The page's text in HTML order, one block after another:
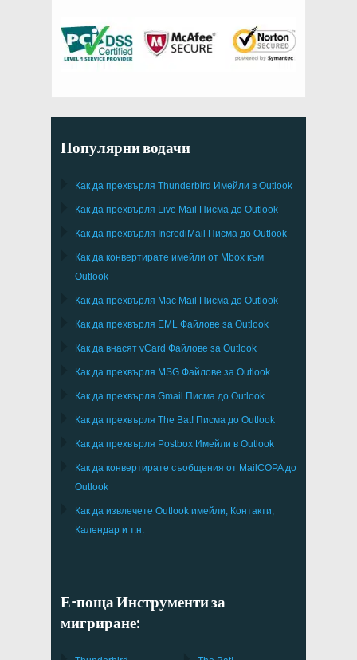
Популярни водачи
Как да прехвърля Thunderbird Имейли в Outlook
Как да прехвърля Live Mail Писма до Outlook
Как да прехвърля IncrediMail Писма до Outlook
Как да конвертирате имейли от Mbox към
Outlook
Как да прехвърля Mac Mail Писма до Outlook
Как да прехвърля EML Файлове за Outlook
Как да внасят vCard Файлове за Outlook
Как да прехвърля MSG Файлове за Outlook
Как да прехвърля Gmail Писма до Outlook
Как да прехвърля The Bat! Писма до Outlook
Как да прехвърля Postbox Имейли в Outlook
Как да конвертирате съобщения от MailCOPAдо
Outlook
Как да извлечете Outlook имейли, Контакти,
Календар и т.н.
Е-поща Инструменти за
мигриране: